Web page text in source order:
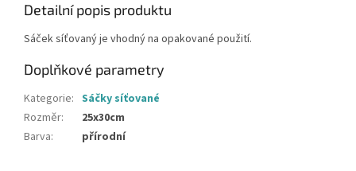
Detailní popis produktu
Sáček síťovaný je vhodný na opakované použití.
Doplňkové parametry
Kategorie: Sáčky síťované
Rozměr:
25x30cm
Barva: přírodní